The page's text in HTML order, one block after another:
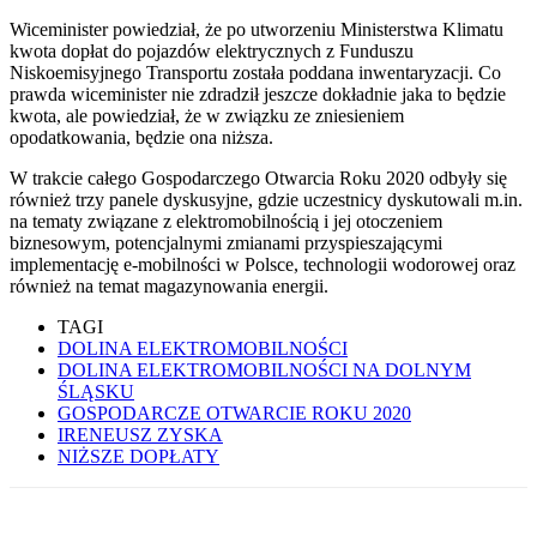
Wiceminister powiedział, że po utworzeniu Ministerstwa Klimatu
kwota dopłat do pojazdów elektrycznych z Funduszu
Niskoemisyjnego Transportu została poddana inwentaryzacji. Co
prawda wiceminister nie zdradził jeszcze dokładnie jaka to będzie
kwota, ale powiedział, że w związku ze zniesieniem
opodatkowania, będzie ona niższa.
W trakcie całego Gospodarczego Otwarcia Roku 2020 odbyły się
również trzy panele dyskusyjne, gdzie uczestnicy dyskutowali m.in.
na tematy związane z elektromobilnością i jej otoczeniem
biznesowym, potencjalnymi zmianami przyspieszającymi
implementację e-mobilności w Polsce, technologii wodorowej oraz
również na temat magazynowania energii.
TAGI
DOLINA ELEKTROMOBILNOŚCI
DOLINA ELEKTROMOBILNOŚCI NA DOLNYM
ŚLĄSKU
GOSPODARCZE OTWARCIE ROKU 2020
IRENEUSZ ZYSKA
NIŻSZE DOPŁATY